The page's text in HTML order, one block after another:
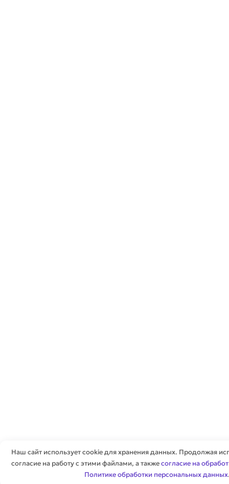
Наш сайт использует cookie для хранения данных. Продолжая
согласие на работу с этими файлами, а такжесогласие на
Политике обработки персональных данных